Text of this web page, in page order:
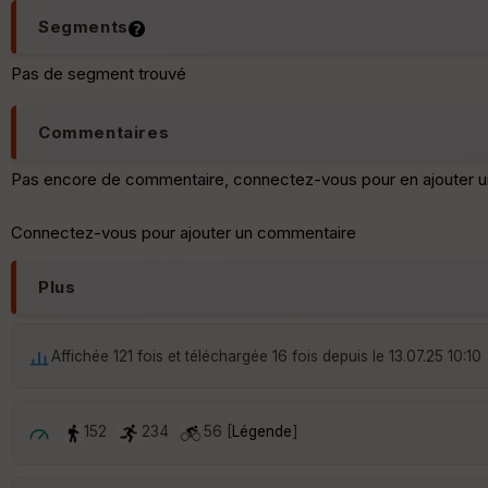
Segments
Pas de segment trouvé
Commentaires
Pas encore de commentaire, connectez-vous pour en ajouter
Connectez-vous pour ajouter un commentaire
Plus
Affichée 121 fois et téléchargée 16 fois depuis le 13.07.25 10:10
152 234 56 [ Légende]